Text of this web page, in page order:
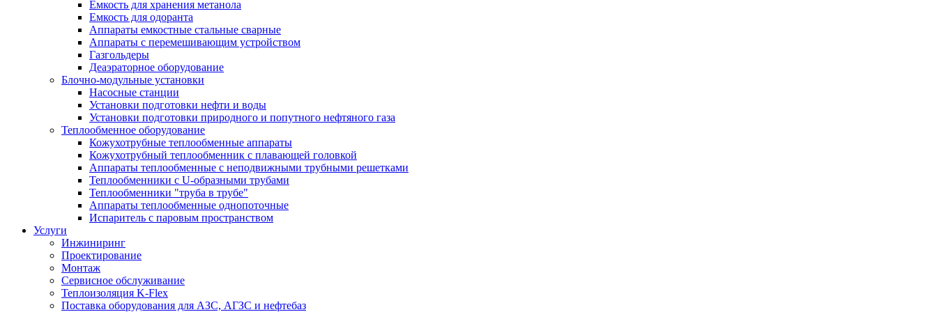
Емкость для хранения метанола
Емкость для одоранта
Аппараты емкостные стальные сварные
Аппараты с перемешивающим устройством
Газгольдеры
Деаэраторное оборудование
Блочно-модульные установки
Насосные станции
Установки подготовки нефти и воды
Установки подготовки природного и попутного нефтяного газа
Теплообменное оборудование
Кожухотрубные теплообменные аппараты
Кожухотрубный теплообменник с плавающей головкой
Аппараты теплообменные с неподвижными трубными решетками
Теплообменники с U-образными трубами
Теплообменники "труба в трубе"
Аппараты теплообменные однопоточные
Испаритель с паровым пространством
Услуги
Инжиниринг
Проектирование
Монтаж
Сервисное обслуживание
Теплоизоляция K-Flex
Поставка оборудования для АЗС, АГЗС и нефтебаз